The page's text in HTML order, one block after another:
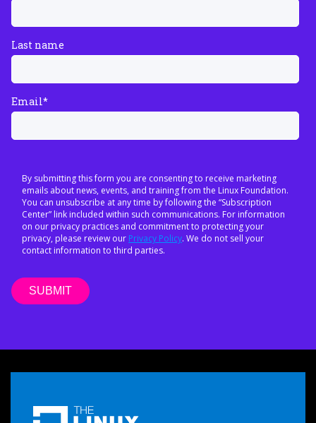
Last name
Email*
By submitting this form you are consenting to receive marketing
emails about news, events, and training from the Linux Foundation.
You can unsubscribe at any time by following the “Subscription
Center” link included within such communications. For information
on our privacy practices and commitment to protecting your
privacy, please review our Privacy Policy. We do not sell your
contact information to third parties.